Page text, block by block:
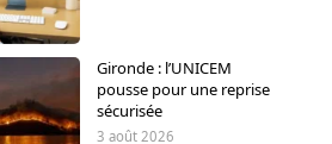
Gironde : l’UNICEM
pousse pour une reprise
sécurisée
3 août 2026